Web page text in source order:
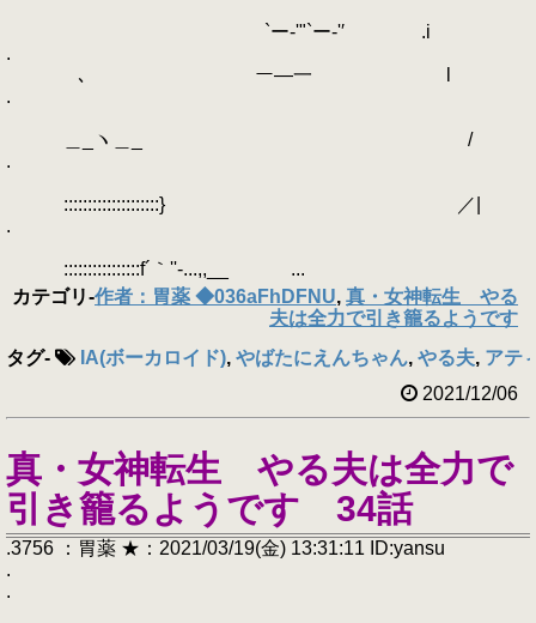
`ー‐'"`ー‐'′ .i
.
､ ー―一 l
.
＿_ヽ＿_ /
.
::::::::::::::::::::} ／|
.
::::::::::::::::f´｀''-...,,__ ...
カテゴリ-作者：胃薬 ◆036aFhDFNU, 真・女神転生 やる
夫は全力で引き籠るようです
タグ- IA(ボーカロイド), やばたにえんちゃん, やる夫, アテ
2021/12/06
真・女神転生 やる夫は全力で
引き籠るようです 34話
.3756 ：胃薬 ★：2021/03/19(金) 13:31:11 ID:yansu
.
.